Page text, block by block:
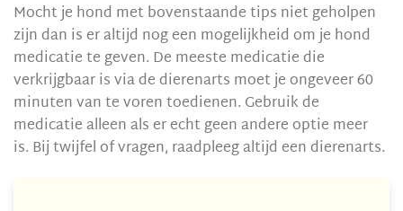
Mocht je hond met bovenstaande tips niet geholpen
zijn dan is er altijd nog een mogelijkheid om je hond
medicatie te geven. De meeste medicatie die
verkrijgbaar is via de dierenarts moet je ongeveer 60
minuten van te voren toedienen. Gebruik de
medicatie alleen als er echt geen andere optie meer
is. Bij twijfel of vragen, raadpleeg altijd een dierenarts.